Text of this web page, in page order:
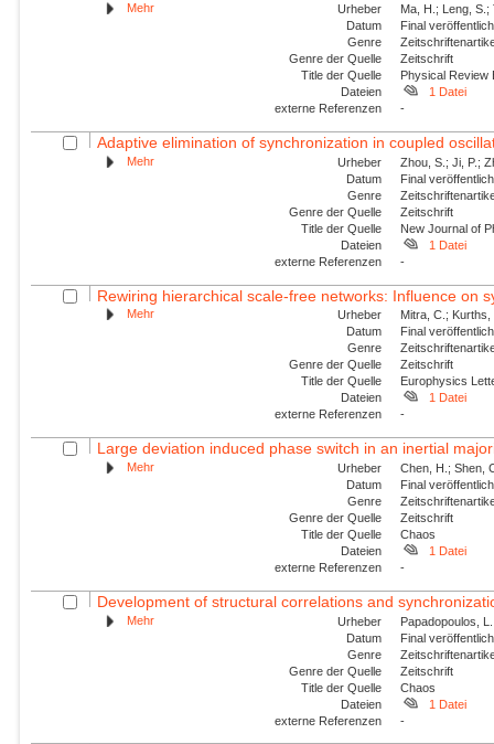
Mehr Urheber
Ma, H.; Leng, S.;
Datum
Final
Genre
Genre der Quelle
Zeitschrift
Title der Quelle
Physical Review
Dateien
1 Datei
externe Referenzen
-
Adaptive elimination of synchronization in coupled
Mehr Urheber
Zhou, S.; Ji, P.;
Datum
Final
Genre
Genre der Quelle
Zeitschrift
Title der Quelle
New Journal of
Dateien
1 Datei
externe Referenzen
-
Rewiring hierarchical scale-free networks: Influence on
Mehr Urheber
Mitra, C.;
Datum
Final
Genre
Genre der Quelle
Zeitschrift
Title der Quelle
Europhysics
Dateien
1 Datei
externe Referenzen
-
Large deviation induced phase switch in an inertial
Mehr Urheber
Chen, H.; Shen,
Datum
Final
Genre
Genre der Quelle
Zeitschrift
Title der Quelle
Chaos
Dateien
1 Datei
externe Referenzen
-
Development of structural correlations and
Mehr Urheber
Papadopoulos,
Datum
Final
Genre
Genre der Quelle
Zeitschrift
Title der Quelle
Chaos
Dateien
1 Datei
externe Referenzen
-